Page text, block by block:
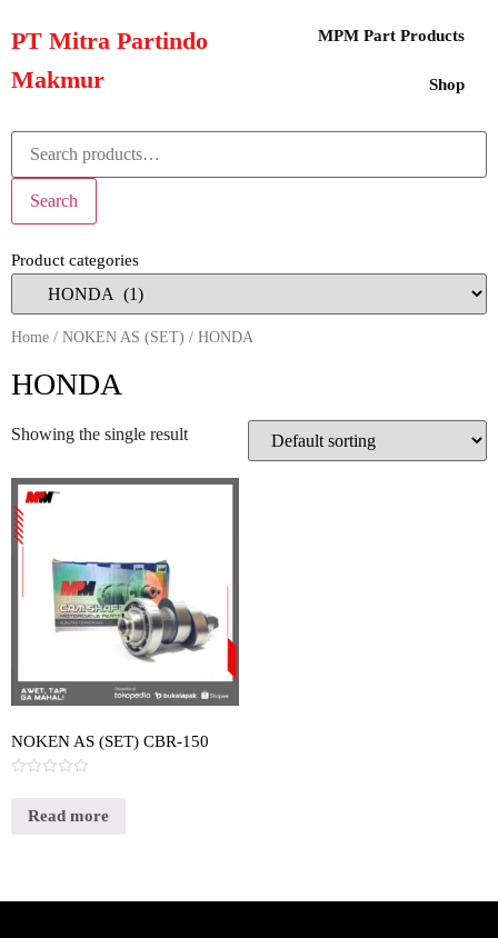
PT Mitra Partindo
Makmur
MPM Part Products
Shop
Search
Product categories
Home / NOKEN AS (SET) / HONDA
HONDA
Showing the single result
NOKEN AS (SET) CBR-150
outRead more